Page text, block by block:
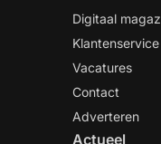
Digitaal
Klantenservice
Vacatures
Contact
Adverteren
Actueel